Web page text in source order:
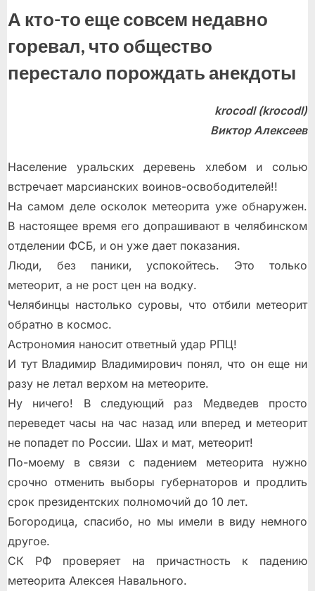
А кто-то еще совсем недавно
горевал, что общество
перестало порождать анекдоты
krocodl (krocodl)
Виктор Алексеев
Население уральских деревень хлебом и солью
встречает марсианских воинов-освободителей!!
На самом деле осколок метеорита уже обнаружен.
В настоящее время его допрашивают в челябинском
отделении ФСБ, и он уже дает показания.
Люди, без паники, успокойтесь. Это только
метеорит, а не рост цен на водку.
Челябинцы настолько суровы, что отбили метеорит
обратно в космос.
Астрономия наносит ответный удар РПЦ!
И тут Владимир Владимирович понял, что он еще ни
разу не летал верхом на метеорите.
Ну ничего! В следующий раз Медведев просто
переведет часы на час назад или вперед и метеорит
не попадет по России. Шах и мат, метеорит!
По-моему в связи с падением метеорита нужно
срочно отменить выборы губернаторов и продлить
срок президентских полномочий до 10 лет.
Богородица, спасибо, но мы имели в виду немного
другое.
СК РФ проверяет на причастность к падению
метеорита Алексея Навального.